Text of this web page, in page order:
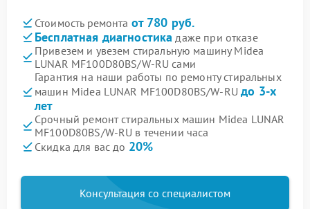
Стоимость ремонта от 780 руб.
Бесплатная диагностика даже при отказе
Привезем и увезем стиральную машину Midea
LUNAR MF100D80BS/W-RU сами
Гарантия на наши работы по ремонту стиральных
машин Midea LUNAR MF100D80BS/W-RUдо 3-х
лет
Срочный ремонт стиральных машин Midea LUNAR
MF100D80BS/W-RU в течении часа
Скидка для вас до 20%
Консультация со специалистом